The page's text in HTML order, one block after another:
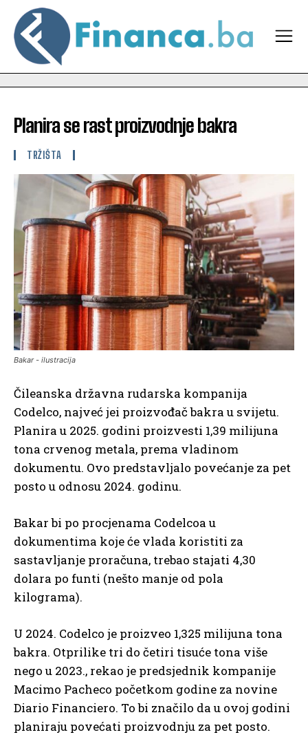
Planira se rast proizvodnje bakra
TRŽIŠTA
Bakar - ilustracija
Čileanska državna rudarska kompanija
Codelco, najveć jei proizvođač bakra u svijetu.
Planira u 2025. godini proizvesti 1,39 milijuna
tona crvenog metala, prema vladinom
dokumentu. Ovo predstavljalo povećanje za pet
posto u odnosu 2024. godinu.
Bakar bi po procjenama Codelcoa u
dokumentima koje će vlada koristiti za
sastavljanje proračuna, trebao stajati 4,30
dolara po funti (nešto manje od pola
kilograma).
U 2024. Codelco je proizveo 1,325 milijuna tona
bakra. Otprilike tri do četiri tisuće tona više
nego u 2023., rekao je predsjednik kompanije
Macimo Pacheco početkom godine za novine
Diario Financiero. To bi značilo da u ovoj godini
planiraju povećati proizvodnju za pet posto.